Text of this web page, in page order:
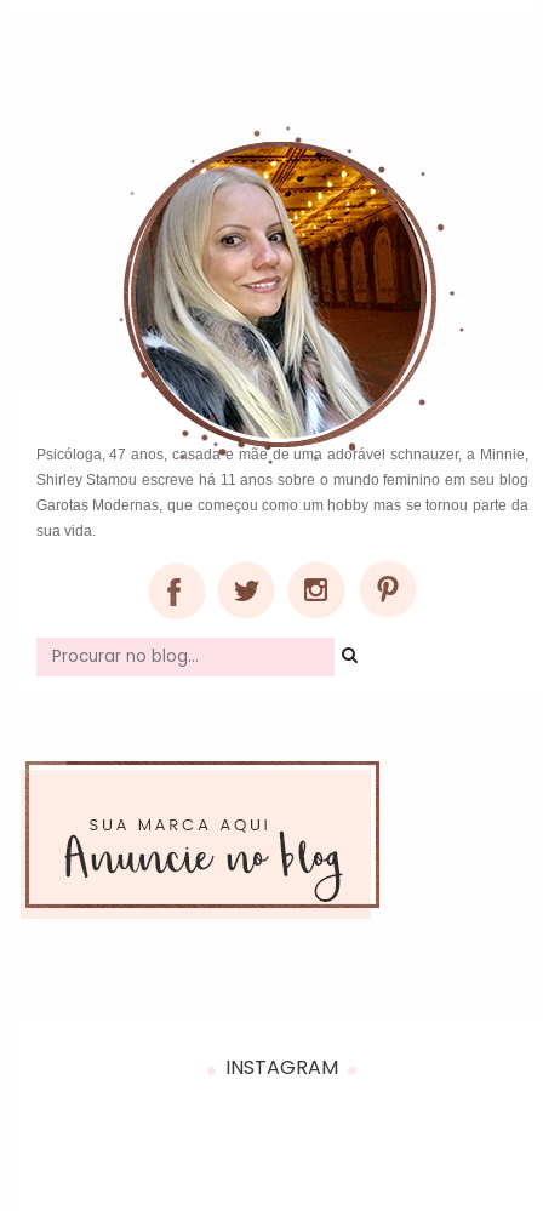
Psicóloga, 47 anos, casada e mãe de uma adorável schnauzer, a Minnie,
Shirley Stamou escreve há 11 anos sobre o mundo feminino em seu blog
Garotas Modernas, que começou como um hobby mas se tornou parte da
sua vida.
INSTAGRAM